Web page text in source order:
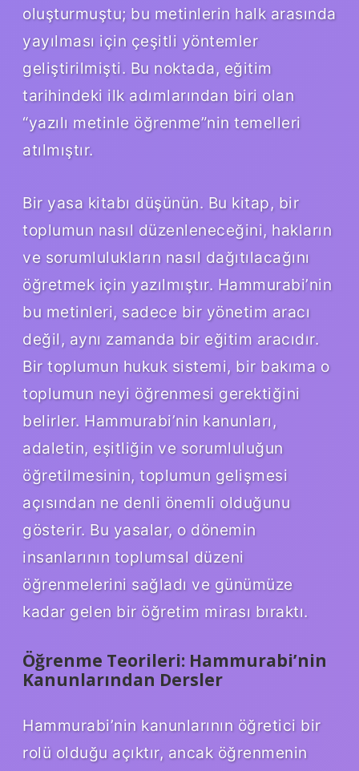
oluşturmuştu; bu metinlerin halk arasında
yayılması için çeşitli yöntemler
geliştirilmişti. Bu noktada, eğitim
tarihindeki ilk adımlarından biri olan
“yazılı metinle öğrenme”nin temelleri
atılmıştır.
Bir yasa kitabı düşünün. Bu kitap, bir
toplumun nasıl düzenleneceğini, hakların
ve sorumlulukların nasıl dağıtılacağını
öğretmek için yazılmıştır. Hammurabi’nin
bu metinleri, sadece bir yönetim aracı
değil, aynı zamanda bir eğitim aracıdır.
Bir toplumun hukuk sistemi, bir bakıma o
toplumun neyi öğrenmesi gerektiğini
belirler. Hammurabi’nin kanunları,
adaletin, eşitliğin ve sorumluluğun
öğretilmesinin, toplumun gelişmesi
açısından ne denli önemli olduğunu
gösterir. Bu yasalar, o dönemin
insanlarının toplumsal düzeni
öğrenmelerini sağladı ve günümüze
kadar gelen bir öğretim mirası bıraktı.
Öğrenme Teorileri: Hammurabi’nin
Kanunlarından Dersler
Hammurabi’nin kanunlarının öğretici bir
rolü olduğu açıktır, ancak öğrenmenin